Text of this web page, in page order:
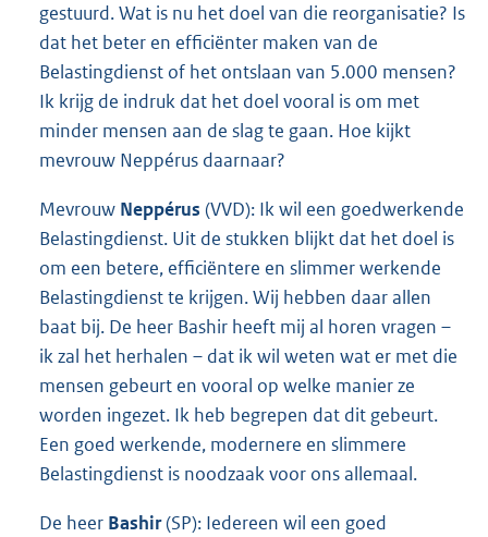
gestuurd. Wat is nu het doel van die reorganisatie? Is
dat het beter en efficiënter maken van de
Belastingdienst of het ontslaan van 5.000 mensen?
Ik krijg de indruk dat het doel vooral is om met
minder mensen aan de slag te gaan. Hoe kijkt
mevrouw Neppérus daarnaar?
Mevrouw Neppérus (VVD): Ik wil een goedwerkende
Belastingdienst. Uit de stukken blijkt dat het doel is
om een betere, efficiëntere en slimmer werkende
Belastingdienst te krijgen. Wij hebben daar allen
baat bij. De heer Bashir heeft mij al horen vragen –
ik zal het herhalen – dat ik wil weten wat er met die
mensen gebeurt en vooral op welke manier ze
worden ingezet. Ik heb begrepen dat dit gebeurt.
Een goed werkende, modernere en slimmere
Belastingdienst is noodzaak voor ons allemaal.
De heer Bashir(SP): Iedereen wil een goed